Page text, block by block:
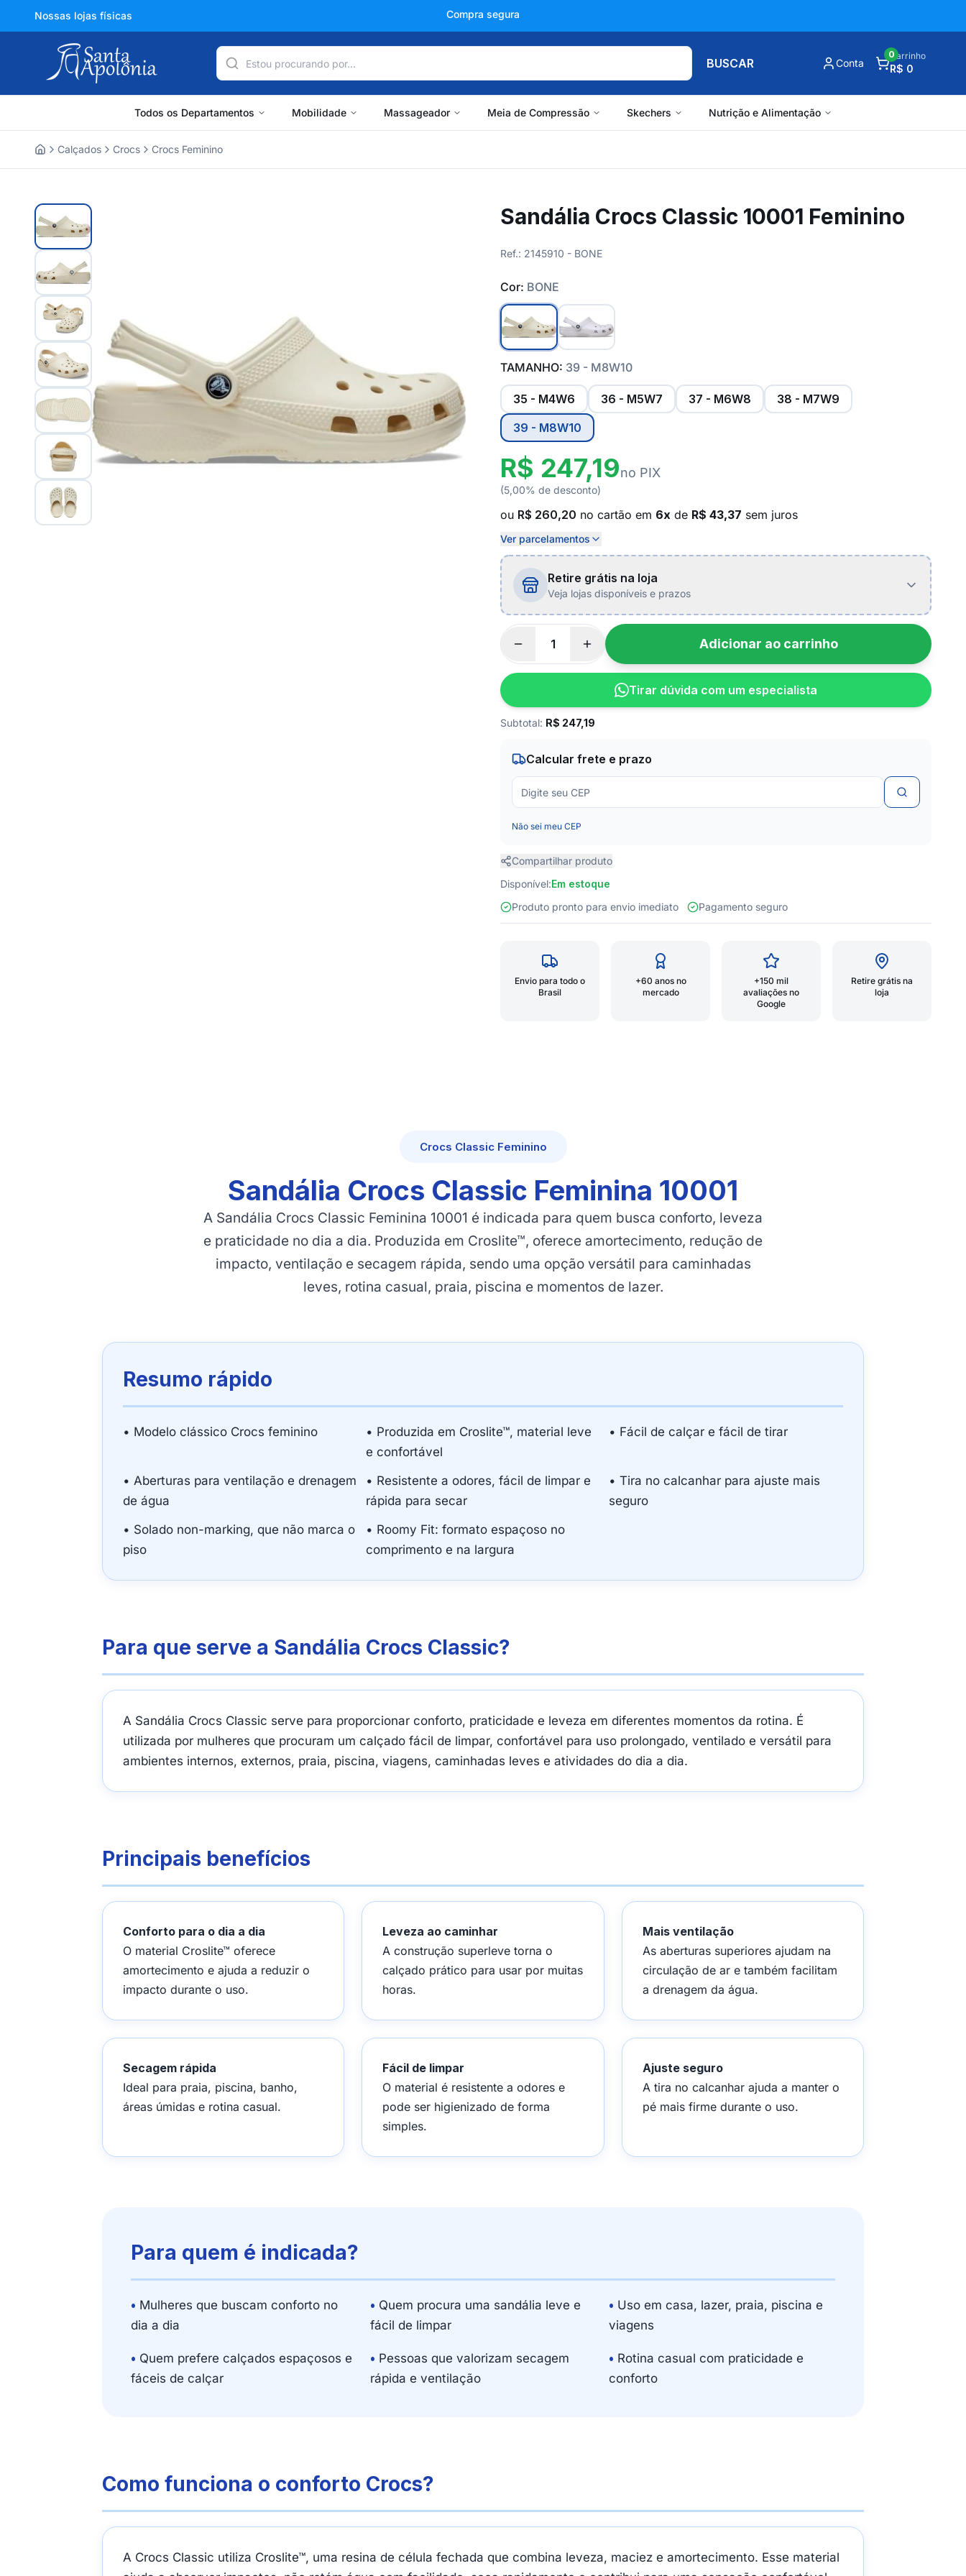
Nossas lojas físicas +150 mil avaliações
BUSCAR Conta
Carrinho
R$ 0
0
Todos os Departamentos Mobilidade Massageador Meia de Compressão Skechers Nutrição e Alimentação
Calçados Crocs Crocs Feminino
Sandália Crocs Classic 10001 Feminino
Ref.: 2145910 - BONE
Cor: BONE
TAMANHO: 39 - M8W10
35 - M4W6 36 - M5W7 37 - M6W8
38 - M7W9
39 - M8W10
R$ 247,19no PIX
(5,00% de desconto)
ou R$ 260,20 no cartão em 6x de R$ 43,37 sem juros
Ver parcelamentos
Retire grátis na loja
Veja lojas disponíveis e prazos
Adicionar ao carrinho
Tirar dúvida com um especialista
Subtotal: R$ 247,19
Calcular frete e prazo
Não sei meu CEP
Compartilhar produto
Disponível:Em estoque
Produto pronto para envio imediato
Pagamento seguro
Envio para todo o
Brasil
+60 anos no
mercado
+150 mil
avaliações no
Google
Retire grátis na
loja
Crocs Classic Feminino
Sandália Crocs Classic Feminina 10001
A Sandália Crocs Classic Feminina 10001 é indicada para quem busca conforto, leveza
e praticidade no dia a dia. Produzida em Croslite™, oferece amortecimento, redução de
impacto, ventilação e secagem rápida, sendo uma opção versátil para caminhadas
leves, rotina casual, praia, piscina e momentos de lazer.
Resumo rápido
• Modelo clássico Crocs feminino
• Produzida em Croslite™, material leve
e confortável
• Fácil de calçar e fácil de tirar
• Aberturas para ventilação e drenagem
de água
• Resistente a odores, fácil de limpar e
rápida para secar
• Tira no calcanhar para ajuste mais
seguro
• Solado non-marking, que não marca o
piso
• Roomy Fit: formato espaçoso no
comprimento e na largura
Para que serve a Sandália Crocs Classic?
A Sandália Crocs Classic serve para proporcionar conforto, praticidade e leveza em diferentes momentos da rotina. É
utilizada por mulheres que procuram um calçado fácil de limpar, confortável para uso prolongado, ventilado e versátil para
ambientes internos, externos, praia, piscina, viagens, caminhadas leves e atividades do dia a dia.
Principais benefícios
Conforto para o dia a dia
O material Croslite™ oferece
amortecimento e ajuda a reduzir o
impacto durante o uso.
Leveza ao caminhar
A construção superleve torna o
calçado prático para usar por muitas
horas.
Mais ventilação
As aberturas superiores ajudam na
circulação de ar e também facilitam
a drenagem da água.
Secagem rápida
Ideal para praia, piscina, banho,
áreas úmidas e rotina casual.
Fácil de limpar
O material é resistente a odores e
pode ser higienizado de forma
simples.
Ajuste seguro
A tira no calcanhar ajuda a manter o
pé mais firme durante o uso.
Para quem é indicada?
• Mulheres que buscam conforto no
dia a dia
• Quem procura uma sandália leve e
fácil de limpar
• Uso em casa, lazer, praia, piscina e
viagens
• Quem prefere calçados espaçosos e
fáceis de calçar
• Pessoas que valorizam secagem
rápida e ventilação
• Rotina casual com praticidade e
conforto
Como funciona o conforto Crocs?
A Crocs Classic utiliza Croslite™, uma resina de célula fechada que combina leveza, maciez e amortecimento. Esse material